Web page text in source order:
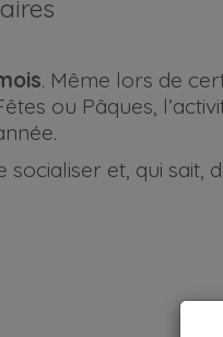
. Même lors de
ou Pâques,
socialiser et, qui sait,